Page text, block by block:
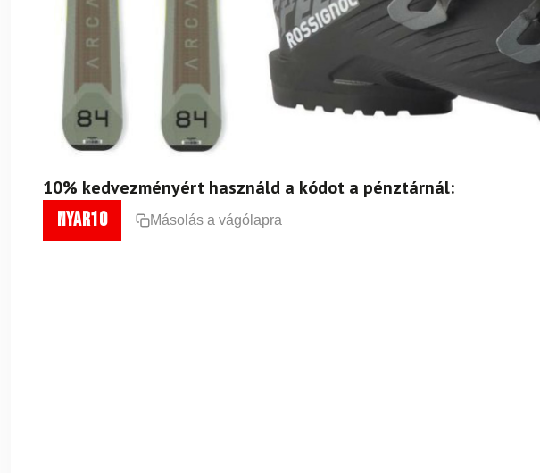
10% kedvezményért használd a kódot a pénztárnál:
nyar10 Másolás a vágólapra